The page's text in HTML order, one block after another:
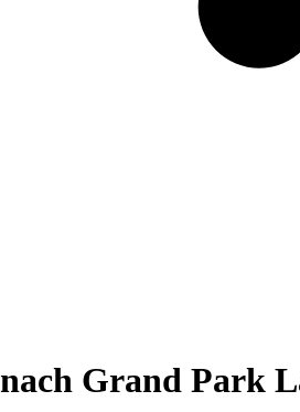
Grand Park